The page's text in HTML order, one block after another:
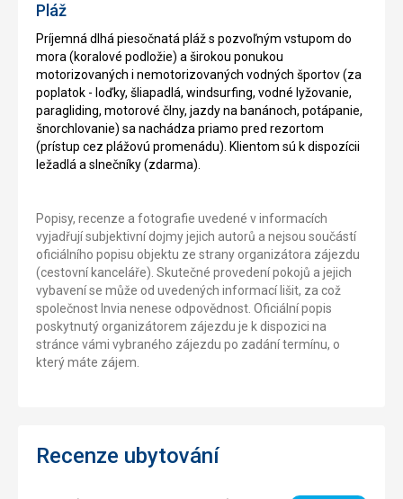
Pláž
Príjemná dlhá piesočnatá pláž s pozvoľným vstupom do
mora (koralové podložie) a širokou ponukou
motorizovaných i nemotorizovaných vodných športov (za
poplatok - loďky, šliapadlá, windsurfing, vodné lyžovanie,
paragliding, motorové člny, jazdy na banánoch, potápanie,
šnorchlovanie) sa nachádza priamo pred rezortom
(prístup cez plážovú promenádu). Klientom sú k dispozícii
ležadlá a slnečníky (zdarma).
Popisy, recenze a fotografie uvedené v informacích
vyjadřují subjektivní dojmy jejich autorů a nejsou součástí
oficiálního popisu objektu ze strany organizátora zájezdu
(cestovní kanceláře). Skutečné provedení pokojů a jejich
vybavení se může od uvedených informací lišit, za což
společnost Invia nenese odpovědnost. Oficiální popis
poskytnutý organizátorem zájezdu je k dispozici na
stránce vámi vybraného zájezdu po zadání termínu, o
který máte zájem.
Recenze ubytování